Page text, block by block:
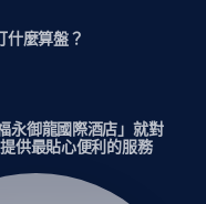
什麼算盤？
提供最貼心便利的服務